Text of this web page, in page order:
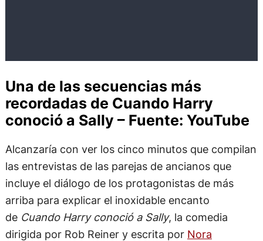
Una de las secuencias más
recordadas de Cuando Harry
conoció a Sally – Fuente: YouTube
Alcanzaría con ver los cinco minutos que compilan
las entrevistas de las parejas de ancianos que
incluye el diálogo de los protagonistas de más
arriba para explicar el inoxidable encanto
de Cuando Harry conoció a Sally, la comedia
dirigida por Rob Reiner y escrita por Nora